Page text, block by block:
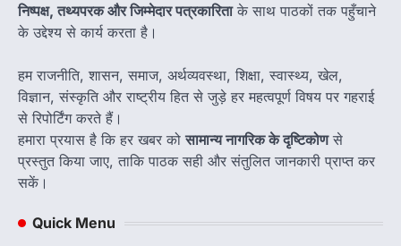
निष्पक्ष, तथ्यपरक और जिम्मेदार पत्रकारिताके साथ पाठकों तक पहुँचाने
के उद्देश्य से कार्य करता है।
हम राजनीति, शासन, समाज, अर्थव्यवस्था, शिक्षा, स्वास्थ्य, खेल,
विज्ञान, संस्कृति और राष्ट्रीय हित से जुड़े हर महत्वपूर्ण विषय पर गहराई
से रिपोर्टिंग करते हैं।
हमारा प्रयास है कि हर खबर कोसामान्य नागरिक के दृष्टिकोणसे
प्रस्तुत किया जाए, ताकि पाठक सही और संतुलित जानकारी प्राप्त कर
सकें।
Quick Menu